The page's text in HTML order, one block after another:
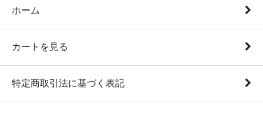
ホーム
カートを見る
特定商取引法に基づく表記